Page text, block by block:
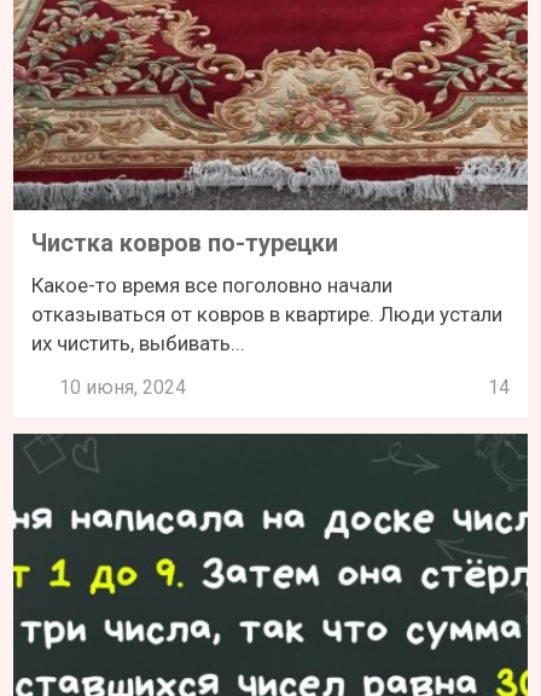
Чистка ковров по-турецки
Какое-то время все поголовно начали
отказываться от ковров в квартире. Люди устали
их чистить, выбивать...
10 июня, 2024 14